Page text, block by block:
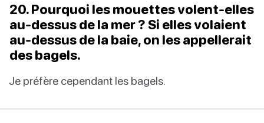
20. Pourquoi les mouettes volent-elles
au-dessus de la mer ? Si elles volaient
au-dessus de la baie, on les appellerait
des bagels.
Je préfère cependant les bagels.